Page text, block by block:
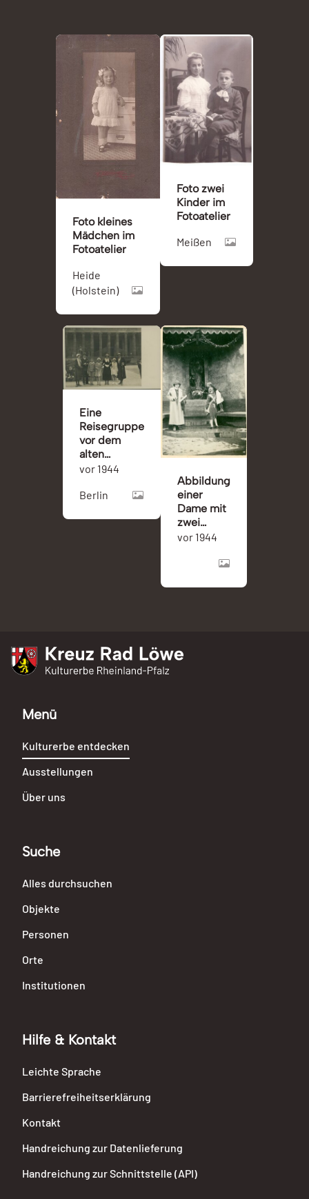
Foto kleines
Mädchen im
Fotoatelier
Heide
(Holstein)
Foto zwei
Kinder im
Fotoatelier
Meißen
Eine
Reisegruppe
vor dem
alten
Museum
vor 1944
Berlin
Abbildung
einer
Dame mit
zwei
Mädchen
vor 1944
Menü
Kulturerbe entdecken
Ausstellungen
Über uns
Suche
Alles durchsuchen
Objekte
Personen
Orte
Institutionen
Hilfe & Kontakt
Leichte Sprache
Barrierefreiheitserklärung
Kontakt
Handreichung zur Datenlieferung
Handreichung zur Schnittstelle (API)